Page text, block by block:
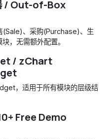
/ Out-of-Box
、采购(Purchase)、生
，无需额外配置。
/ zChart
，适用于所有模块的层级结
Free Demo